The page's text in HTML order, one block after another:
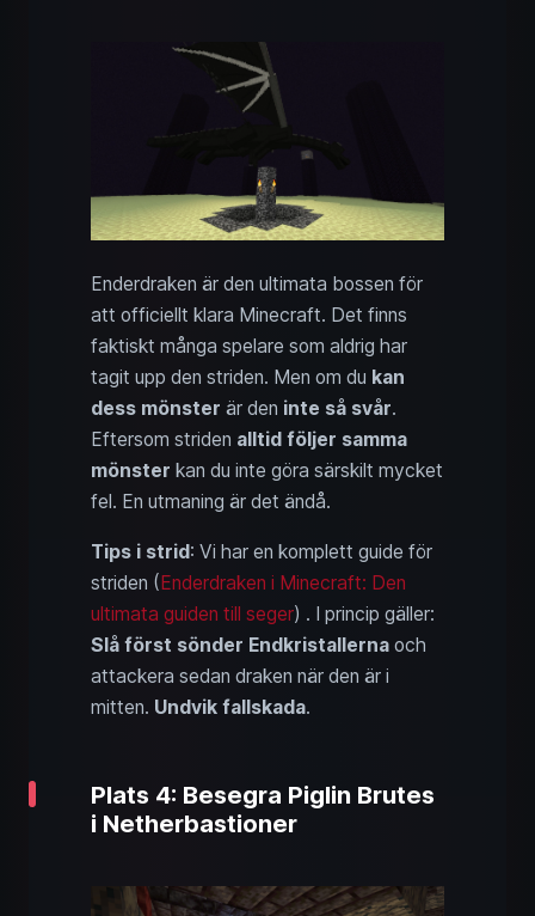
Enderdraken är den ultimata bossen för
att officiellt klara Minecraft. Det finns
faktiskt många spelare som aldrig har
tagit upp den striden. Men om du kan
dess mönster är den inte så svår.
Eftersom striden alltid följer samma
mönster kan du inte göra särskilt mycket
fel. En utmaning är det ändå.
Tips i strid: Vi har en komplett guide för
striden (Enderdraken i Minecraft: Den
ultimata guiden till seger) . I princip gäller:
Slå först sönder Endkristallerna och
attackera sedan draken när den är i
mitten. Undvik fallskada.
Plats 4: Besegra Piglin Brutes
i Netherbastioner